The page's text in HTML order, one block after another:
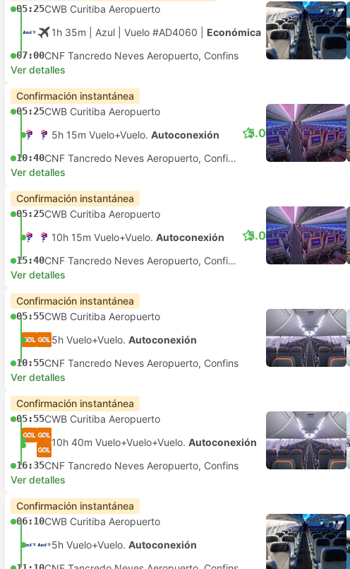
05:25CWB Curitiba Aeropuerto
1h 35m | Azul Vuelo #AD4060 Económica
07:00CNF Tancredo Neves Aeropuerto, Confins
Ver detalles
Confirmación instantánea
05:25CWB Curitiba Aeropuerto
5h 15m Vuelo+Vuelo. Autoconexión
10:40 CNF Tancredo Neves Aeropuerto, Confins
5.0
Ver detalles
Confirmación instantánea
05:25CWB Curitiba Aeropuerto
10h 15m Vuelo+Vuelo. Autoconexión
15:40 CNF Tancredo Neves Aeropuerto, Confins
5.0
Ver detalles
Confirmación instantánea
05:55CWB Curitiba Aeropuerto
5h Vuelo+Vuelo. Autoconexión
10:55CNF Tancredo Neves Aeropuerto, Confins
Ver detalles
Confirmación instantánea
05:55CWB Curitiba Aeropuerto
10h 40m Vuelo+Vuelo+Vuelo. Autoconexión
16:35CNF Tancredo Neves Aeropuerto, Confins
Ver detalles
Confirmación instantánea
06:10CWB Curitiba Aeropuerto
5h Vuelo+Vuelo. Autoconexión